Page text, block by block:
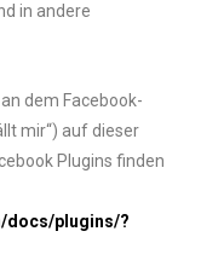
in andere
dem Facebook-
mir“) auf dieser
Plugins finden
docs/plugins/?